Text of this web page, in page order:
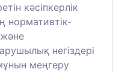
кәсіпкерлік
нормативтік-
негіздері
меңгеру